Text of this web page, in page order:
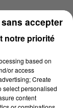
notre priorité
based on
or access
Create
select personalised
content
accepter